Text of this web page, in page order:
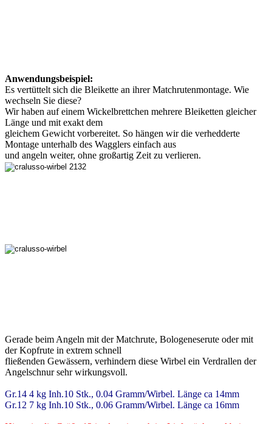
Anwendungsbeispiel:
Es vertüttelt sich die Bleikette an ihrer Matchrutenmontage. Wie
wechseln Sie diese?
Wir haben auf einem Wickelbrettchen mehrere Bleiketten gleicher
Länge und mit exakt dem
gleichem Gewicht vorbereitet. So hängen wir die verhedderte
Montage unterhalb des Wagglers einfach aus
und angeln weiter, ohne großartig Zeit zu verlieren.
Gerade beim Angeln mit der Matchrute, Bologeneserute oder mit
der Kopfrute in extrem schnell
fließenden Gewässern, verhindern diese Wirbel ein Verdrallen der
Angelschnur sehr wirkungsvoll.
Gr.14 4 kg Inh.10 Stk., 0.04 Gramm/Wirbel. Länge ca 14mm
Gr.12 7 kg Inh.10 Stk., 0.06 Gramm/Wirbel. Länge ca 16mm